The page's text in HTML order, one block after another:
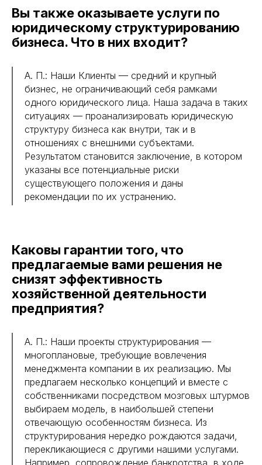
Вы также оказываете услуги по
юридическому структурированию
бизнеса. Что в них входит?
А. П.: Наши Клиенты — средний и крупный
бизнес, не ограничивающий себя рамками
одного юридического лица. Наша задача в таких
ситуациях — проанализировать юридическую
структуру бизнеса как внутри, так и в
отношениях с внешними субъектами.
Результатом становится заключение, в котором
указаны все потенциальные риски
существующего положения и даны
рекомендации по их устранению.
Каковы гарантии того, что
предлагаемые вами решения не
снизят эффективность
хозяйственной деятельности
предприятия?
А. П.: Наши проекты структурирования —
многоплановые, требующие вовлечения
менеджмента компании в их реализацию. Мы
предлагаем несколько концепций и вместе с
собственниками посредством мозговых штурмов
выбираем модель, в наибольшей степени
отвечающую особенностям бизнеса. Из
структурирования нередко рождаются задачи,
перекликающиеся с другими нашими услугами.
Например, сопровождение банкротства, в ходе